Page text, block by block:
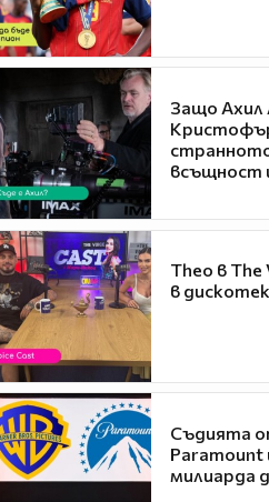
Защо Ахил
всъщност
Theo в
в
Съдията
Paramount
милиарда